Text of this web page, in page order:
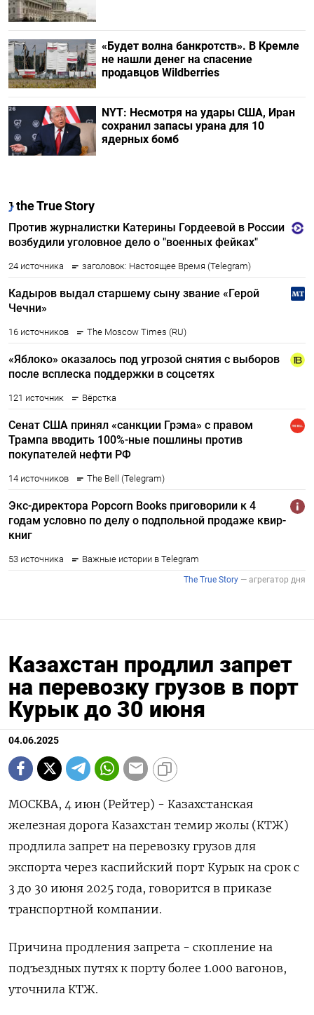
«Будет волна банкротств». В Кремле
не нашли денег на спасение
продавцов Wildberries
NYT: Несмотря на удары США, Иран
сохранил запасы урана для 10
ядерных бомб
Казахстан продлил запрет
на перевозку грузов в порт
Курык до 30 июня
04.06.2025
МОСКВА, 4 июн (Рейтер) - Казахстанская
железная дорога Казахстан темир жолы (КТЖ)
продлила запрет на перевозку грузов для
экспорта через каспийский порт Курык на срок с
3 до 30 июня 2025 года, говорится в приказе
транспортной компании.
Причина продления запрета - скопление на
подъездных путях к порту более 1.000 вагонов,
уточнила КТЖ.